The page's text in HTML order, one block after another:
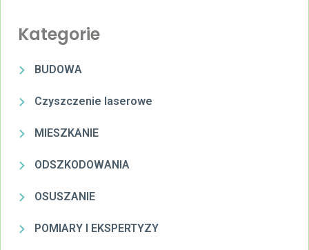
Kategorie
BUDOWA
Czyszczenie laserowe
MIESZKANIE
ODSZKODOWANIA
OSUSZANIE
POMIARY I EKSPERTYZY